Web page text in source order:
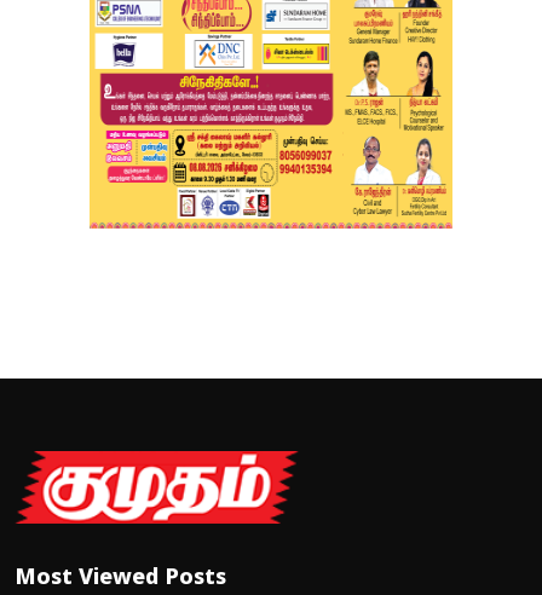
Most Viewed Posts